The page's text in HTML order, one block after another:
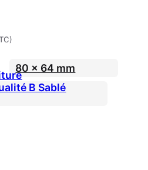
80 x 64 mm